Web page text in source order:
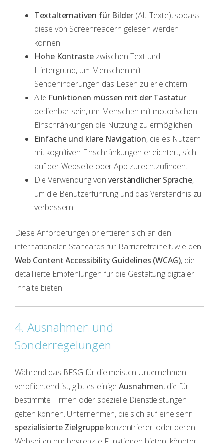
Textalternativen für Bilder (Alt-Texte), sodass
diese von Screenreadern gelesen werden
können.
Hohe Kontraste zwischen Text und
Hintergrund, um Menschen mit
Sehbehinderungen das Lesen zu erleichtern.
Alle Funktionen müssen mit der Tastatur
bedienbar sein, um Menschen mit motorischen
Einschränkungen die Nutzung zu ermöglichen.
Einfache und klare Navigation, die es Nutzern
mit kognitiven Einschränkungen erleichtert, sich
auf der Webseite oder App zurechtzufinden.
Die Verwendung von verständlicher Sprache,
um die Benutzerführung und das Verständnis zu
verbessern.
Diese Anforderungen orientieren sich an den
internationalen Standards für Barrierefreiheit, wie den
Web Content Accessibility Guidelines (WCAG), die
detaillierte Empfehlungen für die Gestaltung digitaler
Inhalte bieten.
4. Ausnahmen und
Sonderregelungen
Während das BFSG für die meisten Unternehmen
verpflichtend ist, gibt es einige Ausnahmen, die für
bestimmte Firmen oder spezielle Dienstleistungen
gelten können. Unternehmen, die sich auf eine sehr
spezialisierte Zielgruppe konzentrieren oder deren